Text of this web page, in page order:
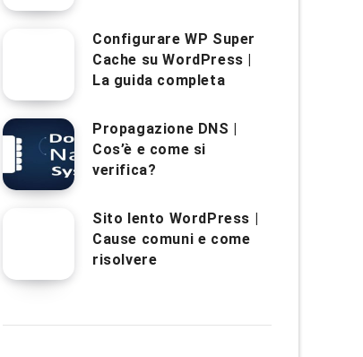
Configurare WP Super
Cache su WordPress |
La guida completa
Propagazione DNS |
Cos’è e come si
verifica?
Sito lento WordPress |
Cause comuni e come
risolvere